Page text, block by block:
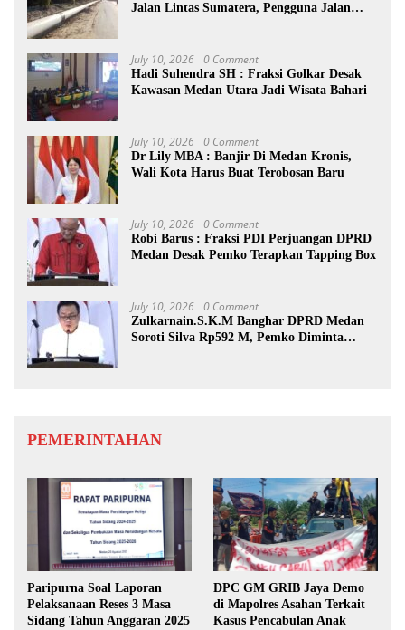
Jalan Lintas Sumatera, Pengguna Jalan
July 10, 2026 0 Comment
Hadi Suhendra SH : Fraksi Golkar Desak
Kawasan Medan Utara Jadi Wisata Bahari
July 10, 2026 0 Comment
Dr Lily MBA : Banjir Di Medan Kronis,
Wali Kota Harus Buat Terobosan Baru
July 10, 2026 0 Comment
Robi Barus : Fraksi PDI Perjuangan DPRD
Medan Desak Pemko Terapkan Tapping Box
July 10, 2026 0 Comment
Zulkarnain.S.K.M Banghar DPRD Medan
Soroti Silva Rp592 M, Pemko Diminta
PEMERINTAHAN
Paripurna Soal Laporan
Pelaksanaan Reses 3 Masa
Sidang Tahun Anggaran 2025
DPC GM GRIB Jaya Demo
di Mapolres Asahan Terkait
Kasus Pencabulan Anak